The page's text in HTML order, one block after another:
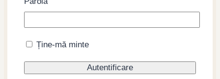
de bumbac sau într-o cârpă
Ține-mă minte